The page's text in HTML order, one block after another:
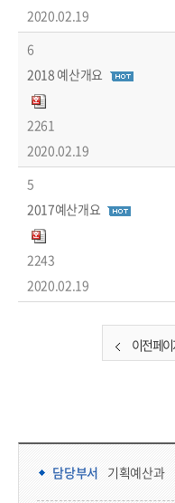
2020.02.19
6
2018 예산개요
2261
2020.02.19
5
2017예산개요
2243
2020.02.19
이전 페
담당부서 정보 & 컨텐츠 만족도 조사 & 공공저작물 자유이용 허락 표시
담당부서 기획예산과